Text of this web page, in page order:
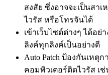
สงสัย ซึ่งอาจจะเป็นสา
ไวรัส หรือโทรจันได้
เข้าเว็บไซต์ต่างๆ ได้อย่
ลิงค์ทุกลิงค์เป็นอย่างดี
Auto Patch ป้องกันเหตุ
คอมพิวเตอร์ติดไวรัส เ